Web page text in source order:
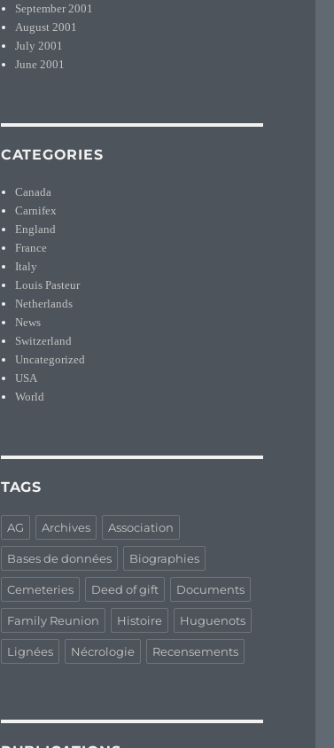
September 2001
August 2001
July 2001
June 2001
CATEGORIES
Canada
Carnifex
England
France
Italy
Louis Pasteur
Netherlands
News
Switzerland
Uncategorized
USA
World
TAGS
AG Archives Association
Bases de données Biographies
Cemeteries Deed of gift Documents
Family Reunion Histoire Huguenots
Lignées Nécrologie Recensements